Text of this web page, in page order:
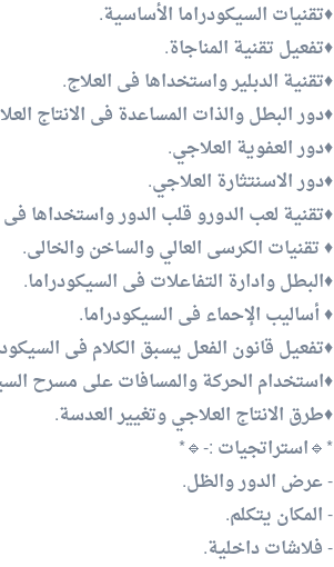
♦️تقنيات السيكودراما الأساسية.
♦️تفعيل تقنية المناجاة.
♦️تقنية الدبلير واستخداها فى العلاج.
♦️دور البطل والذات المساعدة فى الانتاج
♦️دور العفوية العلاجي.
♦️دور الاسنتثارة العلاجي.
♦️تقنية لعب الدورو قلب الدور واستخداها فى
♦️ تقنيات الكرسى العالي والساخن والخالى.
♦️البطل وادارة التفاعلات فى السيكودراما.
♦️ أساليب الإحماء فى السيكودراما.
♦️تفعيل قانون الفعل يسبق الكلام فى
♦️استخدام الحركة والمسافات على مسرح
♦️طرق الانتاج العلاجي وتغيير العدسة.
*🔹استراتجيات :-🔹*
- عرض الدور والظل.
- المكان يتكلم.
- فلاشات داخلية.